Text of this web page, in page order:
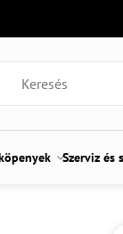
Szerviz és